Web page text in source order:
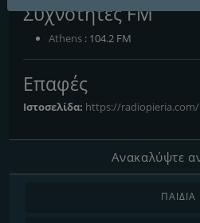
Συχνότητες FM
Athens : 104.2 FM
Επαφές
Ιστοσελίδα: https://radiopieria.com/
Ανακαλύψτε
ΠΑΙΔΙΆ